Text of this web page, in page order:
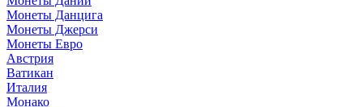
Монеты Данцига
Монеты Джерси
Монеты Евро
Австрия
Ватикан
Италия
Монако